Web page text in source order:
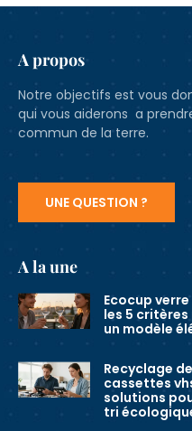
A propos
Notre objectifs est vous
qui vous aiderons a
commun de la terre.
UNE QUESTION ?
A la une
Ecocup verre
les 5
un modèle
Recyclage
cassettes
solutions
tri